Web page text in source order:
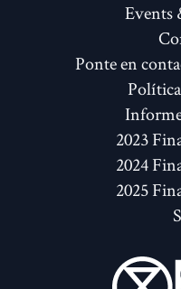
Events
Ponte en
2023
2024
2025